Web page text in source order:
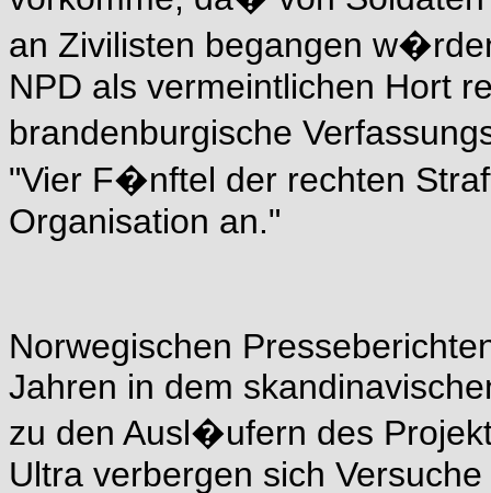
an Zivilisten begangen
NPD als vermeintlichen Hort
brandenburgische
"Vier F�nftel der rechten
Organisation an."
Norwegischen
Jahren in dem
zu den Ausl�ufern des
Ultra verbergen sich